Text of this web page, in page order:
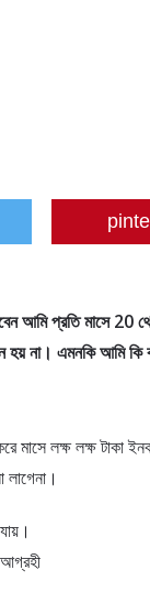
প্রতি মাসে 20
হয় না। এমনকি আমি
মাসে লক্ষ লক্ষ টাকা
আগ্রহী